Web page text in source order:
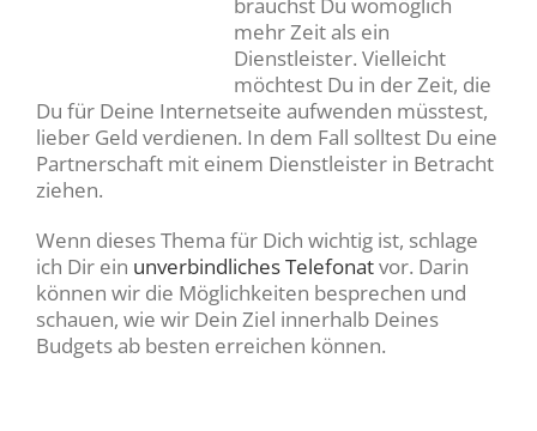
mehr Zeit als ein
Dienstleister. Vielleicht
möchtest Du in der Zeit, die
Du für Deine Internetseite aufwenden müsstest,
lieber Geld verdienen. In dem Fall solltest Du eine
Partnerschaft mit einem Dienstleister in Betracht
ziehen.
Wenn dieses Thema für Dich wichtig ist, schlage
ich Dir ein unverbindliches Telefonatvor. Darin
können wir die Möglichkeiten besprechen und
schauen, wie wir Dein Ziel innerhalb Deines
Budgets ab besten erreichen können.